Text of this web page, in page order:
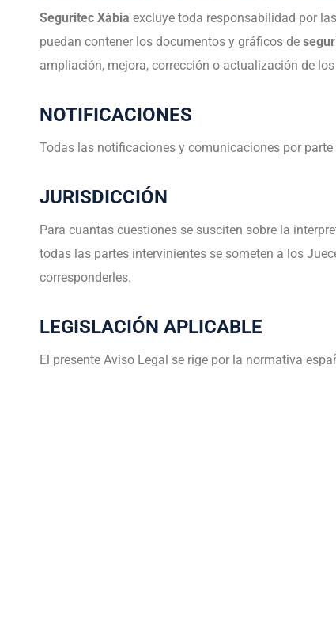
Seguritec Xàbia excluye toda responsabilidad por
puedan contener los documentos y gráficos de
ampliación, mejora, corrección o actualización de
NOTIFICACIONES
Todas las notificaciones y comunicaciones por parte
JURISDICCIÓN
Para cuantas cuestiones se susciten sobre la
todas las partes intervinientes se someten a los
corresponderles.
LEGISLACIÓN APLICABLE
El presente Aviso Legal se rige por la normativa